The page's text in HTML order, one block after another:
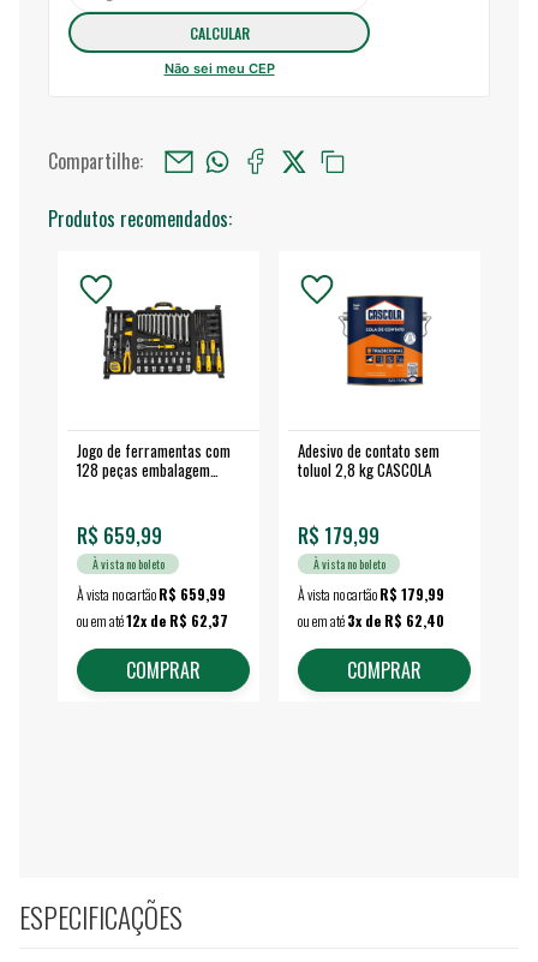
Não sei meu CEP
Compartilhe:
Produtos recomendados:
Jogo de ferramentas com
128 peças embalagem
R$ 659,99
À vista no boleto
À vista no cartãoR$ 659,99
ou em até12x de R$ 62,37
COMPRAR
Adesivo de contato sem
toluol 2,8 kg CASCOLA
R$ 179,99
À vista no boleto
À vista no cartãoR$ 179,99
ou em até3x de R$ 62,40
COMPRAR
ESPECIFICAÇÕES